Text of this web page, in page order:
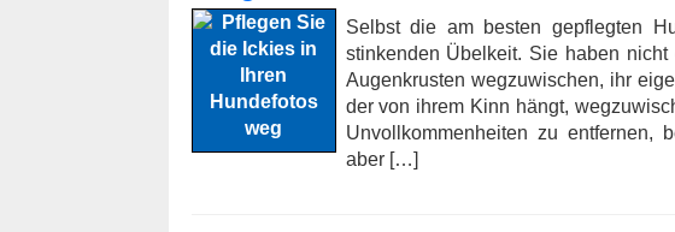
Selbst die am besten gepflegten
stinkenden Übelkeit. Sie haben
Augenkrusten wegzuwischen, ihr
der von ihrem Kinn hängt,
Unvollkommenheiten zu entfernen,
aber […]